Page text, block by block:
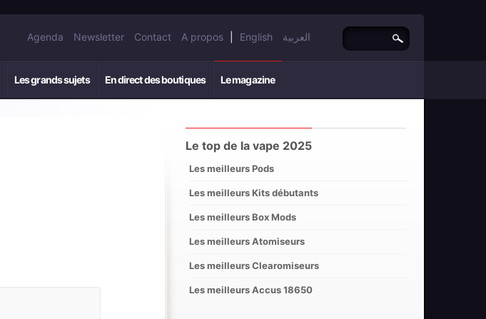
Agenda Newsletter Contact A propos English العربية
Les grands sujets En direct des boutiques Le magazine
Le top de la vape 2025
Les meilleurs Pods
Les meilleurs Kits débutants
Les meilleurs Box Mods
Les meilleurs Atomiseurs
Les meilleurs Clearomiseurs
Les meilleurs Accus 18650